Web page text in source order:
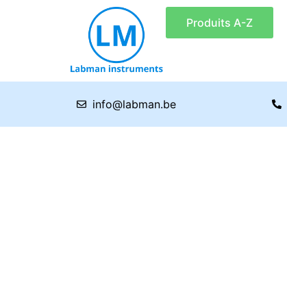
Produits A-Z
info@labman.be